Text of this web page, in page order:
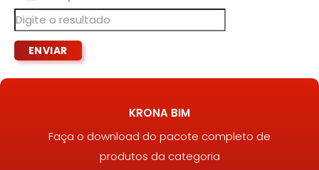
KRONA BIM
Faça o download do pacote completo de
produtos da categoria